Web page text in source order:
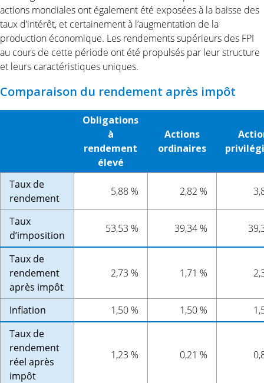
actions mondiales ont également été exposées à la baisse des
taux d’intérêt, et certainement à l’augmentation de la
production économique. Les rendements supérieurs des FPI
au cours de cette période ont été propulsés par leur structure
et leurs caractéristiques uniques.
Comparaison du rendement après impôt
Obligations
à
rendement
élevé
Actions
ordinaires
Taux de
rendement
5,88 % 2,82 %
Taux
d’imposition
53,53 % 39,34 %
Taux de
rendement
après impôt
2,73 % 1,71 %
Inflation 1,50 % 1,50 %
Taux de
rendement
réel après
impôt
1,23 % 0,21 %